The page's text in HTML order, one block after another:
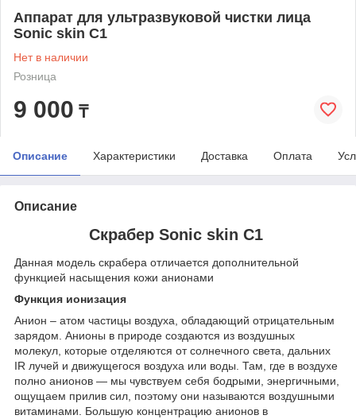
Аппарат для ультразвуковой чистки лица
Sonic skin C1
Нет в наличии
Розница
9 000 ₸
Описание Характеристики Доставка Оплата
Описание
Скрабер Sonic skin C1
Данная модель скрабера отличается дополнительной
функцией насыщения кожи анионами
Функция ионизация
Анион – атом частицы воздуха, обладающий отрицательным
зарядом. Анионы в природе создаются из воздушных
молекул, которые отделяются от солнечного света, дальних
IR лучей и движущегося воздуха или воды. Там, где в воздухе
полно анионов ― мы чувствуем себя бодрыми, энергичными,
ощущаем прилив сил, поэтому они называются воздушными
витаминами. Большую концентрацию анионов в